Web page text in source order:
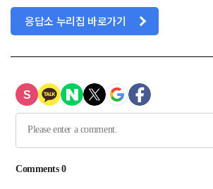
응답소 누리집 바로가기